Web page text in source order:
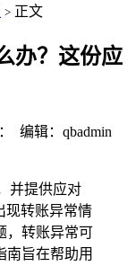
> 正文
办？这份应
编辑：qbadmin
并提供应对
现转账异常情
，转账异常可
南旨在帮助用